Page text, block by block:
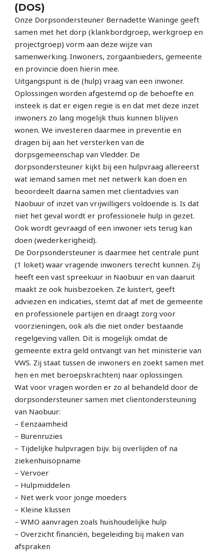
(DOS)
Onze Dorpsondersteuner Bernadette Waninge geeft
samen met het dorp (klankbordgroep, werkgroep en
projectgroep) vorm aan deze wijze van
samenwerking. Inwoners, zorgaanbieders, gemeente
en provincie doen hierin mee.
Uitgangspunt is de (hulp) vraag van een inwoner.
Oplossingen worden afgestemd op de behoefte en
insteek is dat er eigen regie is en dat met deze inzet
inwoners zo lang mogelijk thuis kunnen blijven
wonen. We investeren daarmee in preventie en
dragen bij aan het versterken van de
dorpsgemeenschap van Vledder. De
dorpsondersteuner kijkt bij een hulpvraag allereerst
wat iemand samen met net netwerk kan doen en
beoordeelt daarna samen met clientadvies van
Naobuur of inzet van vrijwilligers voldoende is. Is dat
niet het geval wordt er professionele hulp in gezet.
Ook wordt gevraagd of een inwoner iets terug kan
doen (wederkerigheid).
De Dorpsondersteuner is daarmee het centrale punt
(1 loket) waar vragende inwoners terecht kunnen. Zij
heeft een vast spreekuur in Naobuur en van daaruit
maakt ze ook huisbezoeken. Ze luistert, geeft
adviezen en indicaties, stemt dat af met de gemeente
en professionele partijen en draagt zorg voor
voorzieningen, ook als die niet onder bestaande
regelgeving vallen. Dit is mogelijk omdat de
gemeente extra geld ontvangt van het ministerie van
VWS. Zij staat tussen de inwoners en zoekt samen met
hen en met beroepskrachten) naar oplossingen.
Wat voor vragen worden er zo al behandeld door de
dorpsondersteuner samen met clientondersteuning
van Naobuur:
– Eenzaamheid
– Burenruzies
– Tijdelijke hulpvragen bijv. bij overlijden of na
ziekenhuisopname
– Vervoer
– Hulpmiddelen
– Net werk voor jonge moeders
– Kleine klussen
– WMO aanvragen zoals huishoudelijke hulp
– Overzicht financiën, begeleiding bij maken van
afspraken